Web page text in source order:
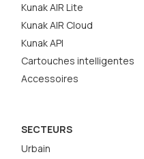
Kunak AIR Lite
Kunak AIR Cloud
Kunak API
Cartouches intelligentes
Accessoires
SECTEURS
Urbain